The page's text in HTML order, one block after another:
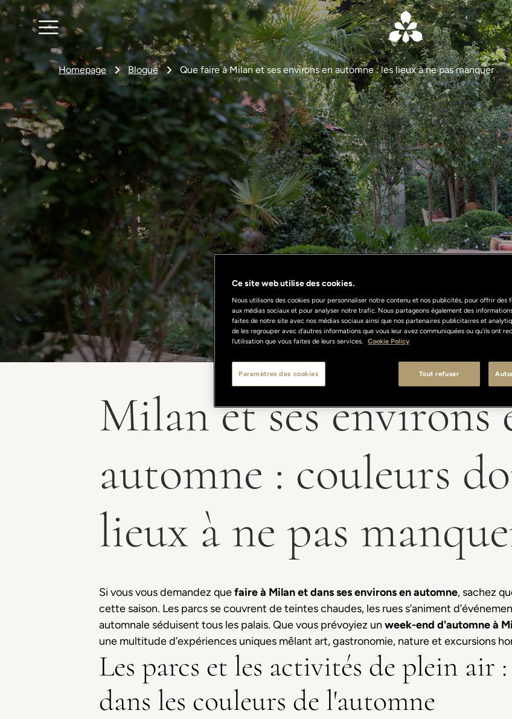
Homepage Blogue Que faire à Milan et ses environs en automne : les lieux à ne pas manquer
Milan et ses environs
automne : couleurs
lieux à ne pas
Si vous vous demandez quefaire à Milan et dans ses environsen automne, sachez
cette saison. Les parcs se couvrent de teintes chaudes, les rues s’animent
automnale séduisent tous les palais. Que vous prévoyiez un week-end d'automne à
une multitude d’expériences uniques mêlant art, gastronomie, nature et excursions
Les parcs et les activités de plein air
dans les couleurs de l'automne
Ce site web utilise des cookies.
Nous utilisons des cookies pour personnaliser notre contenu et nos publicités, pour offrir des
aux médias sociaux et pour analyser notre trafic. Nous partageons également des
faites de notre site avec nos médias sociaux ainsi que nos partenaires publicitaires et
de les regrouper avec d'autres informations que vous leur avez communiquées ou qu'ils ont
l'utilisation que vous faites de leurs services.
Cookie Policy
Tout refuser
Paramètres des cookies